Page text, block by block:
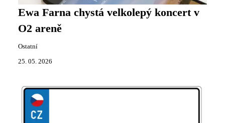
Ewa Farna chystá velkolepý koncert v
O2 areně
Ostatní
25. 05. 2026